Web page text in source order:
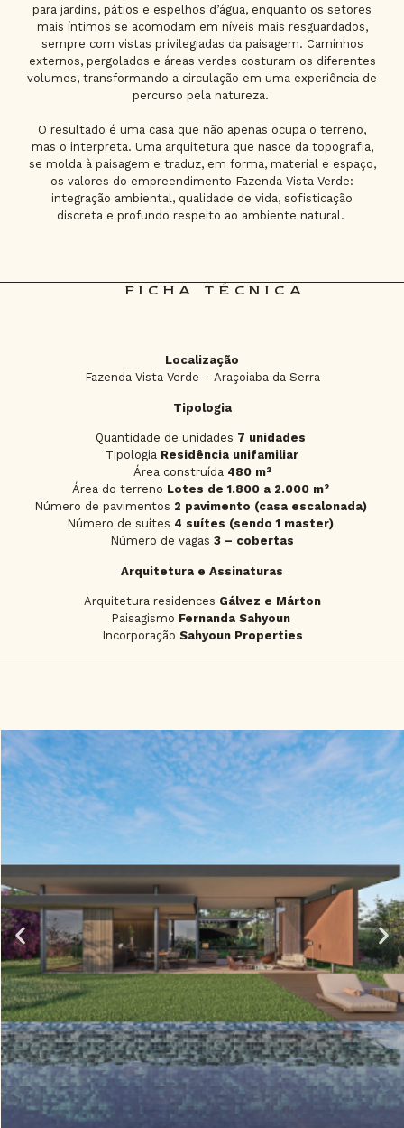
para jardins, pátios e espelhos d’água, enquanto os setores
mais íntimos se acomodam em níveis mais resguardados,
sempre com vistas privilegiadas da paisagem. Caminhos
externos, pergolados e áreas verdes costuram os diferentes
volumes, transformando a circulação em uma experiência de
percurso pela natureza.
O resultado é uma casa que não apenas ocupa o terreno,
mas o interpreta. Uma arquitetura que nasce da topografia,
se molda à paisagem e traduz, em forma, material e espaço,
os valores do empreendimento Fazenda Vista Verde:
integração ambiental, qualidade de vida, sofisticação
discreta e profundo respeito ao ambiente natural.
FICHA TÉCNICA
Localização
Fazenda Vista Verde – Araçoiaba da Serra
Tipologia
Quantidade de unidades 7 unidades
Tipologia Residência unifamiliar
Área construída 480 m²
Área do terreno Lotes de 1.800 a 2.000 m²
Número de pavimentos 2 pavimento (casa escalonada)
Número de suítes 4 suítes (sendo 1 master)
Número de vagas 3 – cobertas
Arquitetura e Assinaturas
Arquitetura residences Gálvez e Márton
Paisagismo Fernanda Sahyoun
Incorporação Sahyoun Properties